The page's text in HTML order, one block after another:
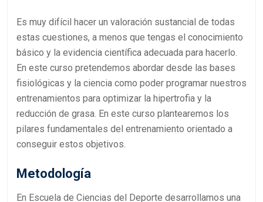
Es muy difícil hacer un valoración sustancial de todas
estas cuestiones, a menos que tengas el conocimiento
básico y la evidencia científica adecuada para hacerlo.
En este curso pretendemos abordar desde las bases
fisiológicas y la ciencia como poder programar nuestros
entrenamientos para optimizar la hipertrofia y la
reducción de grasa. En este curso plantearemos los
pilares fundamentales del entrenamiento orientado a
conseguir estos objetivos.
Metodología
En Escuela de Ciencias del Deporte desarrollamos una